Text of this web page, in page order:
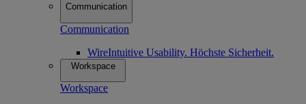
Communication
Communication
WireIntuitive Usability. Höchste Sicherheit.
Workspace
Workspace